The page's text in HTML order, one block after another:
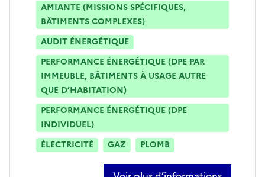
AMIANTE (MISSIONS SPÉCIFIQUES,
BÂTIMENTS COMPLEXES)
AUDIT ÉNERGÉTIQUE
PERFORMANCE ÉNERGÉTIQUE (DPE PAR
IMMEUBLE, BÂTIMENTS À USAGE AUTRE
QUE D’HABITATION)
PERFORMANCE ÉNERGÉTIQUE (DPE
INDIVIDUEL)
ÉLECTRICITÉ
GAZ PLOMB